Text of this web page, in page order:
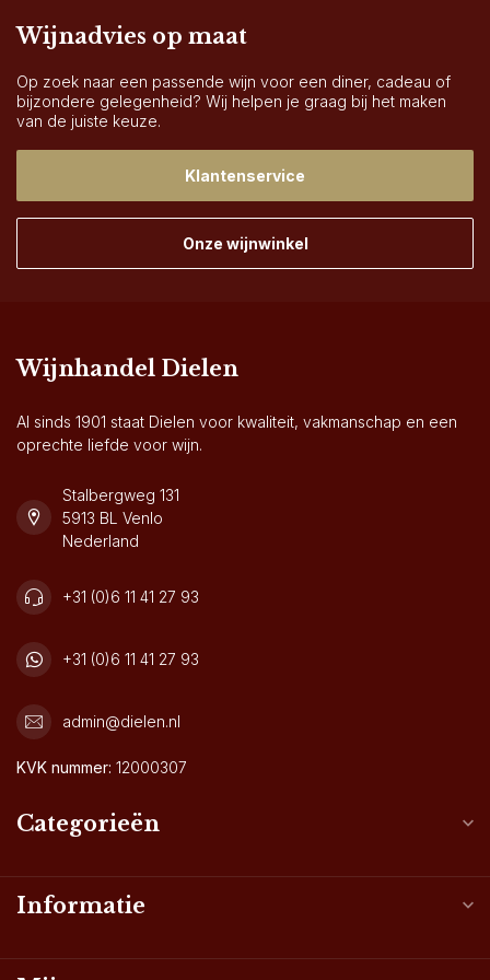
Wijnadvies op maat
Op zoek naar een passende wijn voor een diner, cadeau of
bijzondere gelegenheid? Wij helpen je graag bij het maken
van de juiste keuze.
Klantenservice
Onze wijnwinkel
Wijnhandel Dielen
Al sinds 1901 staat Dielen voor kwaliteit, vakmanschap en een
oprechte liefde voor wijn.
Stalbergweg 131
5913 BL Venlo
Nederland
+31 (0)6 11 41 27 93
+31 (0)6 11 41 27 93
admin@dielen.nl
KVK nummer: 12000307
Categorieën
Informatie